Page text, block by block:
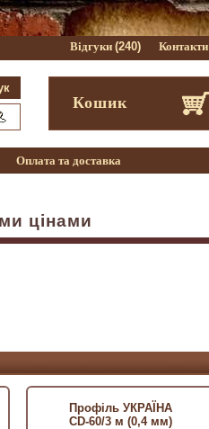
Відгуки (240) Контакти
Кошик
Оплата та доставка
цінами
Профіль УКРАЇНА
СD-60/3 м (0,4 мм)